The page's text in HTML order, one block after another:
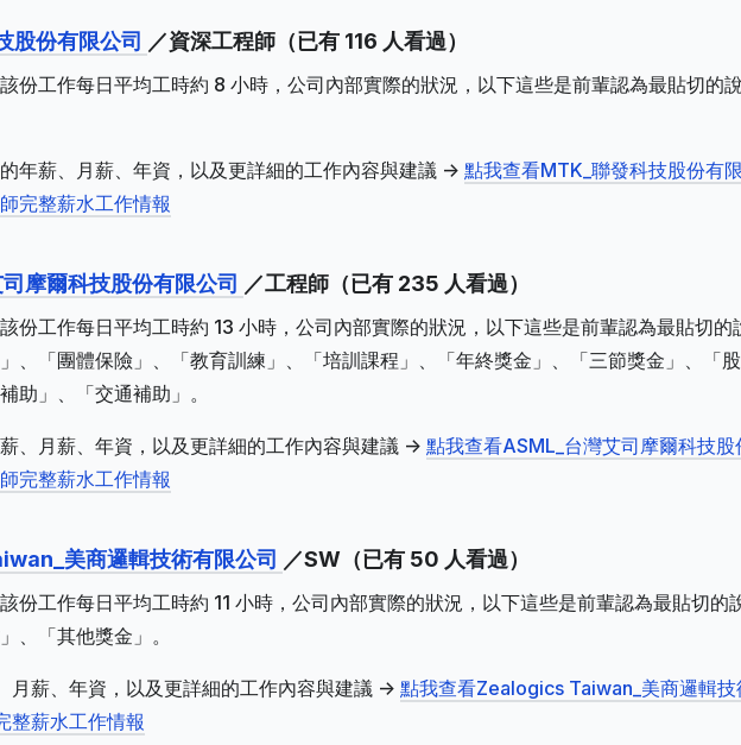
股份有限公司 ／資深工程師（已有 116 人看過）
份工作每日平均工時約 8 小時，公司內部實際的狀況，以下這些是前輩認為最貼切的說
年薪、月薪、年資，以及更詳細的工作內容與建議 -> 點我查看MTK_聯發科技股份有限
完整薪水工作情報
摩爾科技股份有限公司 ／工程師（已有 235 人看過）
份工作每日平均工時約 13 小時，公司內部實際的狀況，以下這些是前輩認為最貼切的
、「團體保險」、「教育訓練」、「培訓課程」、「年終獎金」、「三節獎金」、「
助」、「交通補助」。
、月薪、年資，以及更詳細的工作內容與建議 -> 點我查看ASML_台灣艾司摩爾科技股
完整薪水工作情報
美商邏輯技術有限公司 ／SW（已有 50 人看過）
份工作每日平均工時約 11 小時，公司內部實際的狀況，以下這些是前輩認為最貼切的
、「其他獎金」。
月薪、年資，以及更詳細的工作內容與建議 -> 點我查看Zealogics Taiwan_美商邏輯技
整薪水工作情報